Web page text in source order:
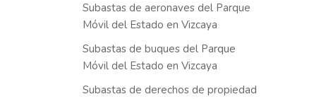
Subastas de aeronaves del Parque
Móvil del Estado en Vizcaya
Subastas de buques del Parque
Móvil del Estado en Vizcaya
Subastas de derechos de propiedad